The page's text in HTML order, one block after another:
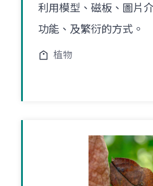
利用模型、磁板、圖片
功能、及繁衍的方式。
植物